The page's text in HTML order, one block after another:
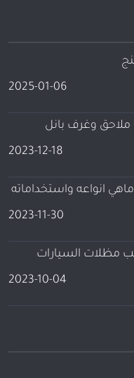
2025-01-06
وغرف بانل
2023-12-18
انواعه واستخداماته
2023-11-30
مظلات السيارات
2023-10-04